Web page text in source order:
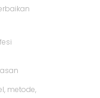
metode,